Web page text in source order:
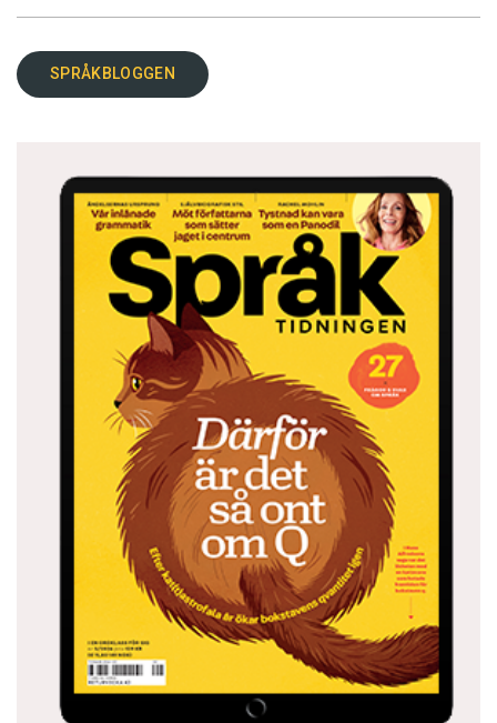
SPRÅKBLOGGEN